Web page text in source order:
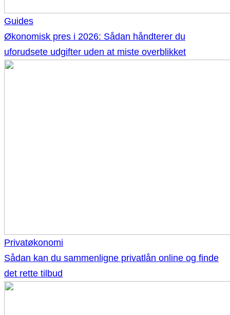
Guides
Økonomisk pres i 2026: Sådan håndterer du
uforudsete udgifter uden at miste overblikket
Privatøkonomi
Sådan kan du sammenligne privatlån online og finde
det rette tilbud